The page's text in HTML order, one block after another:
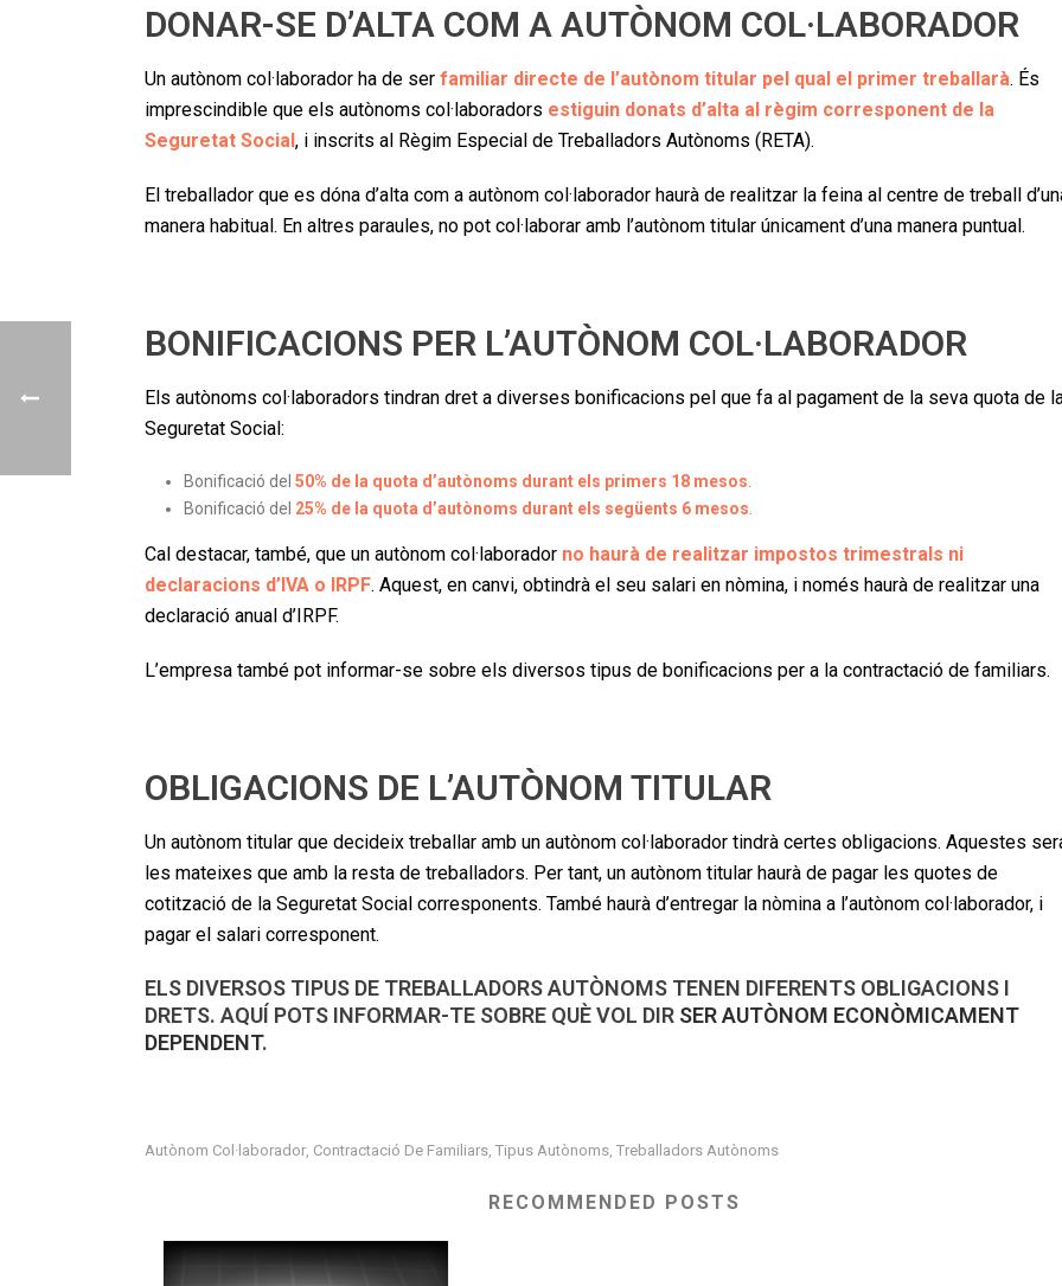
DONAR-SE D’ALTA COM A AUTÒNOM COL·LABORADOR
Un autònom col·laborador ha de ser familiar directe de l’autònom titular pel qual el primer treballarà. És
imprescindible que els autònoms col·laboradors estiguin donats d’alta al règim corresponent de la
Seguretat Social , i inscrits al Règim Especial de Treballadors Autònoms (RETA).
El treballador que es dóna d’alta com a autònom col·laborador haurà de realitzar la feina al centre de treball
manera habitual. En altres paraules, no pot col·laborar amb l’autònom titular únicament d’una manera puntual.
BONIFICACIONS PER L’AUTÒNOM COL·LABORADOR
Els autònoms col·laboradors tindran dret a diverses bonificacions pel que fa al pagament de la seva quota de
Seguretat Social:
Bonificació del 50% de la quota d’autònoms durant els primers 18 mesos.
Bonificació del 25% de la quota d’autònoms durant els següents 6 mesos.
Cal destacar, també, que un autònom col·laborador no haurà de realitzar impostos trimestrals ni
declaracions d’IVA o IRPF. Aquest, en canvi, obtindrà el seu salari en nòmina, i només haurà de realitzar una
declaració anual d’IRPF.
L’empresa també pot informar-se sobre els diversos tipus de bonificacions per a la contractació de familiars.
OBLIGACIONS DE L’AUTÒNOM TITULAR
Un autònom titular que decideix treballar amb un autònom col·laborador tindrà certes obligacions. Aquestes
les mateixes que amb la resta de treballadors. Per tant, un autònom titular haurà de pagar les quotes de
cotització de la Seguretat Social corresponents. També haurà d’entregar la nòmina a l’autònom col·laborador, i
pagar el salari corresponent.
ELS DIVERSOS TIPUS DE TREBALLADORS AUTÒNOMS TENEN DIFERENTS OBLIGACIONS I
DRETS. AQUÍ POTS INFORMAR-TE SOBRE QUÈ VOL DIR SER AUTÒNOM ECONÒMICAMENT
DEPENDENT.
Autònom Col·laborador, Contractació De Familiars, Tipus Autònoms, Treballadors Autònoms
RECOMMENDED POSTS